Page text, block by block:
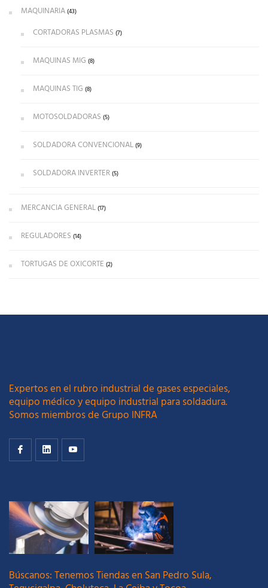
MAQUINARIA(43)
CORTADORAS PLASMAS (7)
MAQUINAS MIG (8)
MAQUINAS TIG (8)
MOTOSOLDADORAS (5)
SOLDADORA CONVENCIONAL(9)
SOLDADORA INVERTER(5)
MERCANCIA GENERAL(17)
REGULADORES (14)
TORTUGAS DE OXICORTE (2)
Expertos en el rubro industrial de gases especiales,
equipo médico y equipo industrial para soldadura.
Somos miembros de Grupo INFRA
Búscanos: Tenemos Tiendas en San Pedro Sula,